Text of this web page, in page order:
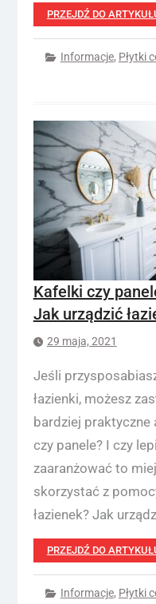
PRZEJDŹ DO
Informacje, Płytki
Kafelki czy
Jak urządzić
29 maja, 2021
Jeśli
łazienki, możesz
bardziej
czy panele? I czy
zaaranżować to
skorzystać z
łazienek? Jak
PRZEJDŹ DO
Informacje, Płytki